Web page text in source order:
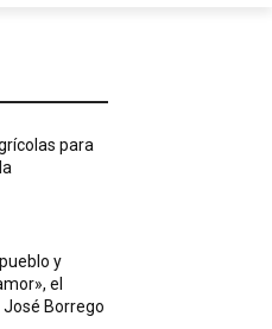
para
y
el
Borrego